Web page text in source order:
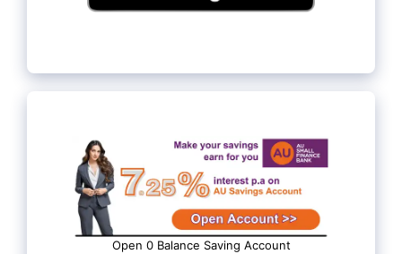
Open 0 Balance Saving Account